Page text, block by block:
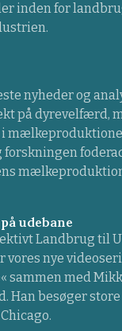
inden for
nyheder og
på dyrevelfærd,
forskningen
udebane
Landbrug til
nye
sammen med
Han besøger